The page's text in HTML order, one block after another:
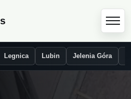
Legnica Lubin Jelenia Góra